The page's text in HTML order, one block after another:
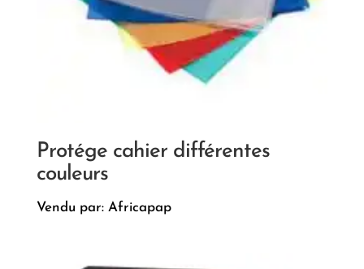
Protége cahier différentes
couleurs
Vendu par: Africapap